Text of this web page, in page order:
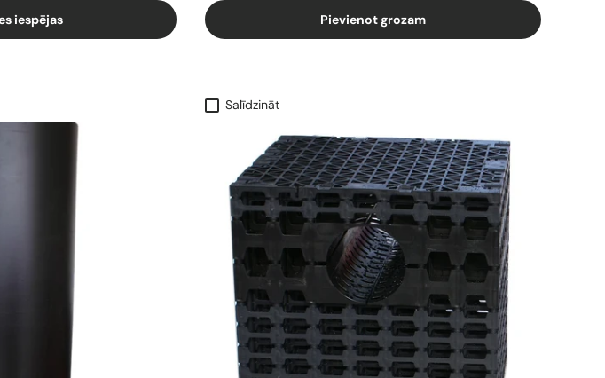
iespējas Pievienot grozam
Salīdzināt